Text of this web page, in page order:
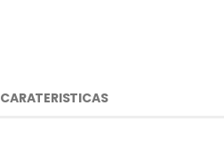
CARATERISTICAS